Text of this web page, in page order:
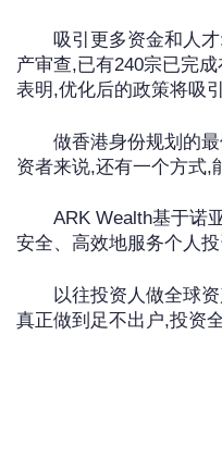
吸引更多资金和人
产审查,已有240宗已完
表明,优化后的政策将吸
做香港身份规划的
资者来说,还有一个方式,
ARK Wealth基于诺
安全、高效地服务个人投
以往投资人做全球
真正做到足不出户,投资